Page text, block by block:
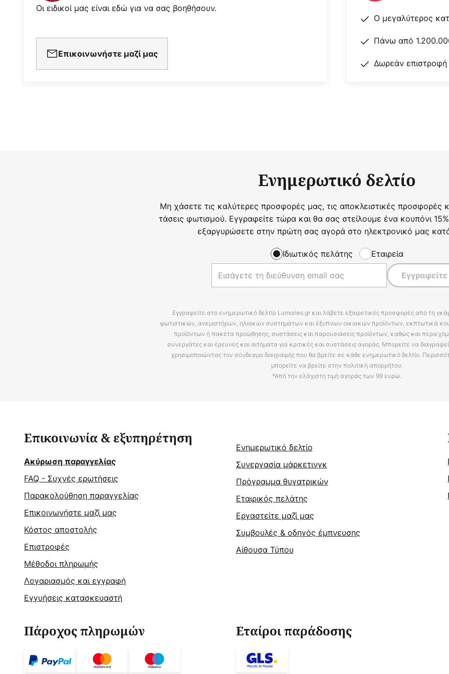
Οι ειδικοί μας είναι εδώ για να σας βοηθήσουν.
Επικοινωνήστε μαζί μας
Ο μεγαλύτερος
Πάνω από
Δωρεάν
Ενημερωτικό δελτίο
Μη χάσετε τις καλύτερες προσφορές μας, τις αποκλειστικές προσφορές
τάσεις φωτισμού. Εγγραφείτε τώρα και θα σας στείλουμε ένα κουπόνι
εξαργυρώσετε στην πρώτη σας αγορά στο ηλεκτρονικό μας
Ιδιωτικός πελάτης Εταιρεία
Εγγραφείτε
Εγγραφείτε στο ενημερωτικό δελτίο Lumories.gr και λάβετε εξαιρετικές προσφορές από τη
φωτιστικών, ανεμιστήρων, ηλιακών συστημάτων και έξυπνων οικιακών προϊόντων, εκπτωτικά
προϊόντων ή πακέτα προώθησης, συστάσεις και παρουσιάσεις προϊόντων, καθώς και
συνεργάτες και έρευνες και αιτήματα για κριτικές και συστάσεις αγοράς. Μπορείτε να
χρησιμοποιώντας τον σύνδεσμο διαγραφής που θα βρείτε σε κάθε ενημερωτικό δελτίο.
μπορείτε να βρείτε στην πολιτική απορρήτου.
*Από την ελάχιστη τιμή αγοράς των 99 ευρώ.
Επικοινωνία & εξυπηρέτηση
Ακύρωση παραγγελίας
FAQ - Συχνές ερωτήσεις
Παρακολούθηση παραγγελίας
Επικοινωνήστε μαζί μας
Κόστος αποστολής
Επιστροφές
Μέθοδοι πληρωμής
Λογαριασμός και εγγραφή
Εγγυήσεις κατασκευαστή
Ενημερωτικό δελτίο
Συνεργασία μάρκετινγκ
Πρόγραμμα θυγατρικών
Εταιρικός πελάτης
Εργαστείτε μαζί μας
Συμβουλές & οδηγός έμπνευσης
Αίθουσα Τύπου
Πάροχος πληρωμών Εταίροι παράδοσης